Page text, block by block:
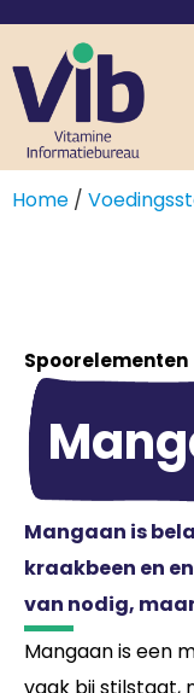
Home /
Spoorelementen
Mangaan is
kraakbeen en
van nodig,
Mangaan is een
vaak bij stilstaat,